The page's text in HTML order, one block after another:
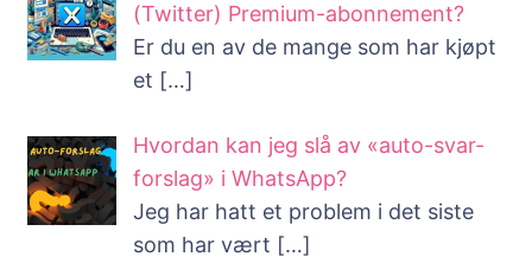
(Twitter) Premium-abonnement?
Er du en av de mange som har kjøpt
et […]
Hvordan kan jeg slå av «auto-svar-
forslag» i WhatsApp?
Jeg har hatt et problem i det siste
som har vært […]